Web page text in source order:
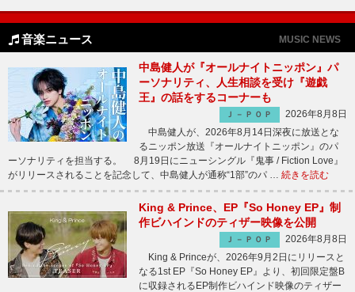
音楽ニュース MUSIC NEWS
中島健人が『オールナイトニッポン』パ
ーソナリティ、人生相談を受け『遊戯
王』の話をするコーナーも
Ｊ－ＰＯＰ
2026年8月8日
中島健人が、2026年8月14日深夜に放送とな
るニッポン放送『オールナイトニッポン』のパ
ーソナリティを担当する。 8月19日にニューシングル『鬼事 / Fiction Love』
がリリースされることを記念して、中島健人が通称“1部”のパ … 続きを読む
King & Prince、EP『So Honey EP』制
作ビハインドのティザー映像を公開
Ｊ－ＰＯＰ
2026年8月8日
King & Princeが、2026年9月2日にリリースと
なる1st EP『So Honey EP』より、初回限定盤B
に収録されるEP制作ビハインド映像のティザー